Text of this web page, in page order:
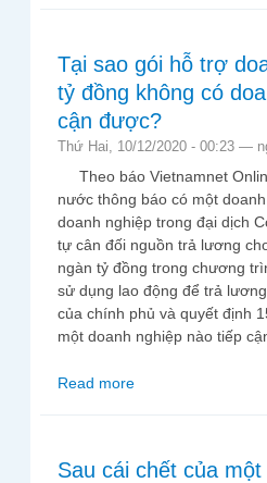
Tại sao gói hỗ trợ
tỷ đồng không có
cận được?
Thứ Hai, 10/12/2020 - 00:23 —
Theo báo Vietnamnet
nước thông báo có một
doanh nghiệp trong đại dịch
tự cân đối nguồn trả lương
ngàn tỷ đồng trong chương
sử dụng lao động để trả
của chính phủ và quyết định
một doanh nghiệp nào tiếp
Read more
Sau cái chết của